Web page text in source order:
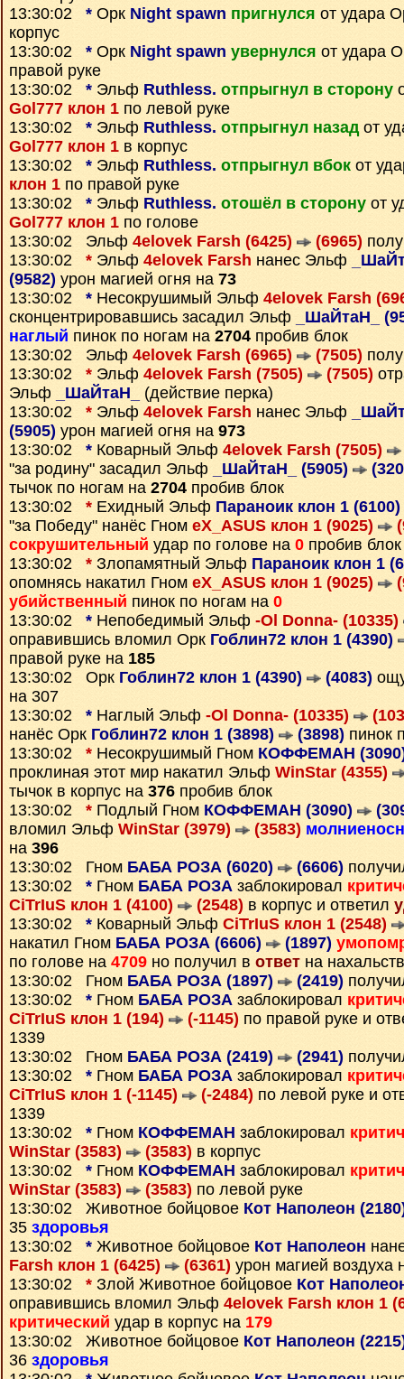
13:30:02 * Орк Night spawn пригнулся от удара
корпус
13:30:02 * Орк Night spawn увернулся от удара
правой руке
13:30:02 * Эльф Ruthless. отпрыгнул в сторону
Gol777 клон 1 по левой руке
13:30:02 * Эльф Ruthless. отпрыгнул назадот
Gol777 клон 1 в корпус
13:30:02 * Эльф Ruthless. отпрыгнул вбок от
клон 1 по правой руке
13:30:02 * Эльф Ruthless. отошёл в сторону от
Gol777 клон 1 по голове
13:30:02 Эльф 4elovek Farsh (6425) (6965)
13:30:02 * Эльф 4elovek Farsh нанес Эльф
(9582) урон магией огня на 73
13:30:02 * Несокрушимый Эльф 4elovek Farsh
сконцентрировавшись засадил Эльф
_ШаЙтаН_
наглый пинок по ногам на 2704 пробив блок
13:30:02 Эльф 4elovek Farsh (6965) (7505)
13:30:02 * Эльф 4elovek Farsh (7505) (7505)
Эльф
_ШаЙтаН_
(действие перка)
13:30:02 * Эльф 4elovek Farsh нанес Эльф
(5905) урон магией огня на 973
13:30:02 * Коварный Эльф 4elovek Farsh (7505)
"за родину" засадил Эльф
_ШаЙтаН_ (5905)
тычок по ногам на 2704 пробив блок
13:30:02 * Ехидный Эльф Параноик клон 1 (6100)
"за Победу" нанёс Гном eX_ASUS клон 1 (9025)
сокрушительный удар по голове на 0 пробив блок
13:30:02 * Злопамятный Эльф Параноик клон 1
опомнясь накатил Гном eX_ASUS клон 1 (9025)
убийственный пинок по ногам на 0
13:30:02 * Непобедимый Эльф -Ol Donna- (10335)
оправившись вломил Орк Гоблин72 клон 1 (4390)
правой руке на 185
13:30:02 Орк Гоблин72 клон 1 (4390) (4083)
на 307
13:30:02 * Наглый Эльф -Ol Donna- (10335)
нанёс Орк Гоблин72 клон 1 (3898) (3898) пинок
13:30:02 * Несокрушимый Гном КОФФЕМАН
проклиная этот мир накатил Эльф WinStar (4355)
тычок в корпус на 376 пробив блок
13:30:02 * Подлый Гном КОФФЕМАН (3090)
вломил Эльф WinStar (3979) (3583)
на 396
13:30:02 Гном БАБА РОЗА (6020) (6606)
13:30:02 * Гном БАБА РОЗА заблокировал
CiTrIuS клон 1 (4100)
(2548) в корпус и ответил
13:30:02 * Коварный Эльф CiTrIuS клон 1 (2548)
накатил Гном БАБА РОЗА (6606) (1897)
по голове на 4709 но получил в ответ на
13:30:02 Гном БАБА РОЗА (1897) (2419)
13:30:02 * Гном БАБА РОЗА заблокировал
CiTrIuS клон 1 (194)
(-1145) по правой руке и
1339
13:30:02 Гном БАБА РОЗА (2419) (2941)
13:30:02 * Гном БАБА РОЗА заблокировал
CiTrIuS клон 1 (-1145)
(-2484) по левой руке и
1339
13:30:02 * Гном КОФФЕМАН заблокировал
WinStar (3583)
(3583) в корпус
13:30:02 * Гном КОФФЕМАН заблокировал
WinStar (3583)
(3583) по левой руке
13:30:02 Животное бойцовое Кот Наполеон
35 здоровья
13:30:02 * Животное бойцовое Кот Наполеон
Farsh клон 1 (6425)
(6361) урон магией воздуха
13:30:02 * Злой Животное бойцовое Кот
оправившись вломил Эльф 4elovek Farsh клон 1
критический удар в корпус на 179
13:30:02 Животное бойцовое Кот Наполеон
36 здоровья